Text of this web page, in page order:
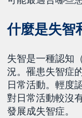
什麼是失智
失智是一種認知
況。罹患失智症
日常活動。輕度
對日常活動較沒
發展成失智症。